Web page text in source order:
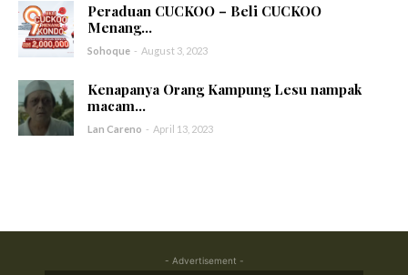
Peraduan CUCKOO – Beli CUCKOO
Menang...
Sohoque - August 3, 2023
Kenapanya Orang Kampung Lesu nampak
macam...
Lan Careno - April 13, 2023
- Advertisement -